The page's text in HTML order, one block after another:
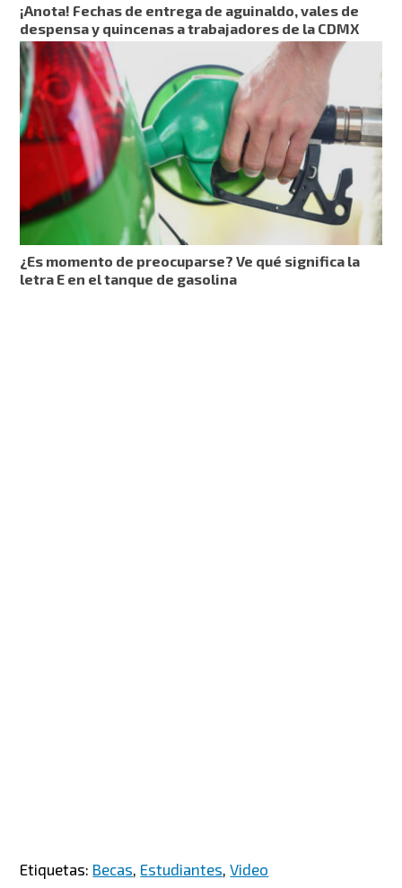
¡Anota! Fechas de entrega de aguinaldo, vales de
despensa y quincenas a trabajadores de la CDMX
¿Es momento de preocuparse? Ve qué significa la
letra E en el tanque de gasolina
Etiquetas: Becas Estudiantes ,Video